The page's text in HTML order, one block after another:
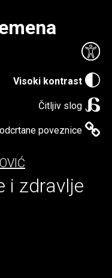
Visoki kontrast
Čitljiv slog
poveznice
i zdravlje